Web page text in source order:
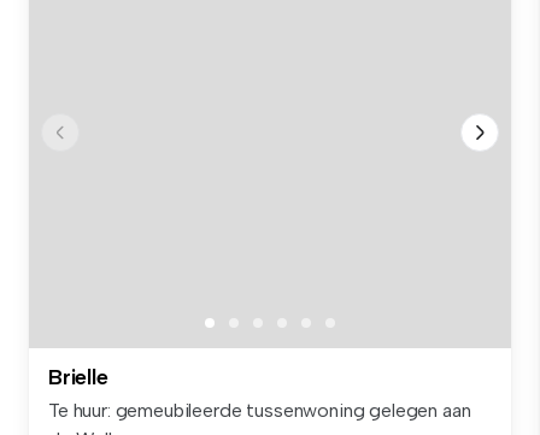
Brielle
Te huur: gemeubileerde tussenwoning gelegen aan